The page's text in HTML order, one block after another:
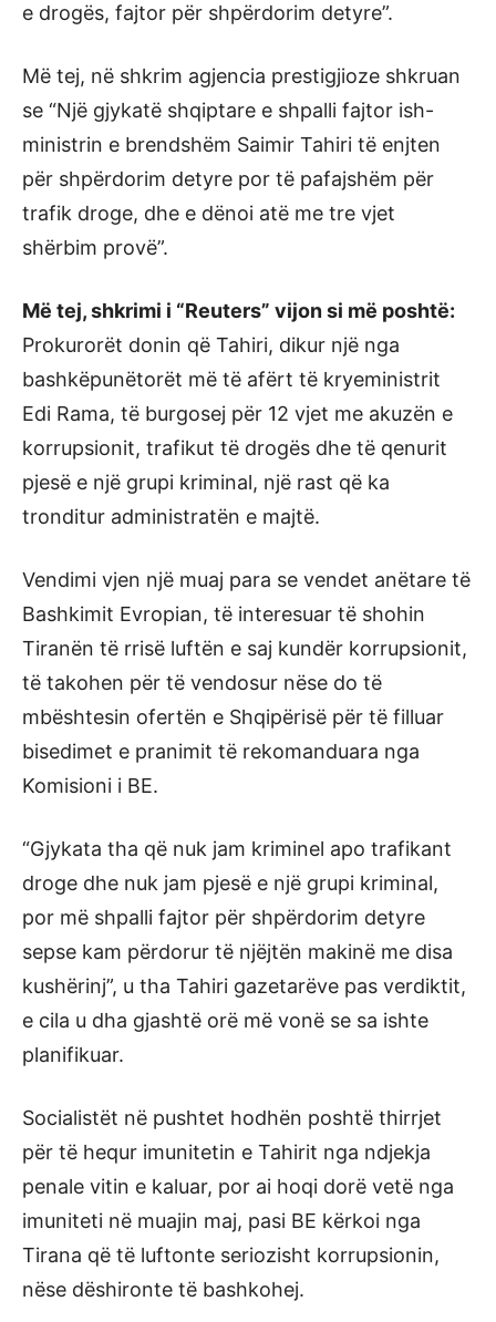
e drogës, fajtor për shpërdorim detyre”.
Më tej, në shkrim agjencia prestigjioze shkruan
se “Një gjykatë shqiptare e shpalli fajtor ish-
ministrin e brendshëm Saimir Tahiri të enjten
për shpërdorim detyre por të pafajshëm për
trafik droge, dhe e dënoi atë me tre vjet
shërbim provë”.
Më tej, shkrimi i “Reuters” vijon si më poshtë:
Prokurorët donin që Tahiri, dikur një nga
bashkëpunëtorët më të afërt të kryeministrit
Edi Rama, të burgosej për 12 vjet me akuzën e
korrupsionit, trafikut të drogës dhe të qenurit
pjesë e një grupi kriminal, një rast që ka
tronditur administratën e majtë.
Vendimi vjen një muaj para se vendet anëtare të
Bashkimit Evropian, të interesuar të shohin
Tiranën të rrisë luftën e saj kundër korrupsionit,
të takohen për të vendosur nëse do të
mbështesin ofertën e Shqipërisë për të filluar
bisedimet e pranimit të rekomanduara nga
Komisioni i BE.
“Gjykata tha që nuk jam kriminel apo trafikant
droge dhe nuk jam pjesë e një grupi kriminal,
por më shpalli fajtor për shpërdorim detyre
sepse kam përdorur të njëjtën makinë me disa
kushërinj”, u tha Tahiri gazetarëve pas verdiktit,
e cila u dha gjashtë orë më vonë se sa ishte
planifikuar.
Socialistët në pushtet hodhën poshtë thirrjet
për të hequr imunitetin e Tahirit nga ndjekja
penale vitin e kaluar, por ai hoqi dorë vetë nga
imuniteti në muajin maj, pasi BE kërkoi nga
Tirana që të luftonte seriozisht korrupsionin,
nëse dëshironte të bashkohej.